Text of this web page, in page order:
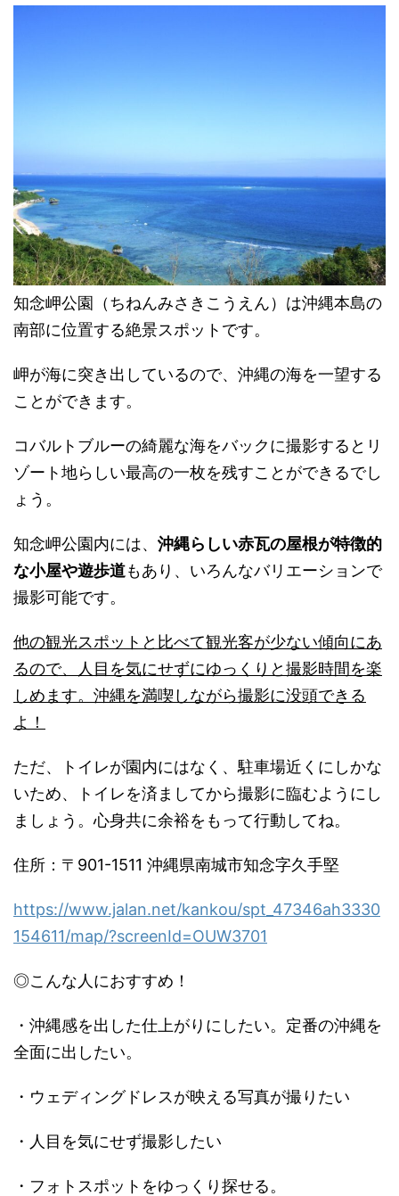
知念岬公園（ちねんみさきこうえん） は沖縄本島の
南部に位置する絶景スポットです。
岬が海に突き出しているので、 沖縄の海を一望する
ことができます。
コバルトブルーの綺麗な海をバックに撮影するとリ
ゾート地らしい最高の一枚を残すことができるでし
ょう。
知念岬公園内には、 沖縄らしい赤瓦の屋根が特徴的
な小屋や遊歩道もあり、 いろんなバリエーションで
撮影可能です。
他の観光スポットと比べて観光客が少ない傾向にあ
るので、
人目を気にせずにゆっくりと撮影時間を楽
しめます。沖縄を満喫しながら撮影に没頭できる
よ！
ただ、トイレが園内にはなく、駐車場近くにしかな
いため、
トイレを済ましてから撮影に臨むようにし
ましょう。心身共に余裕をもって行動してね。
住所：〒901-1511 沖縄県南城市知念字久手堅
https://www.jalan.net/kankou/spt_47346ah3330
154611/map/?screenId=OUW3701
◎こんな人におすすめ！
・沖縄感を出した仕上がりにしたい。定番の沖縄を
全面に出したい。
・ウェディングドレスが映える写真が撮りたい
・人目を気にせず撮影したい
・フォトスポットをゆっくり探せる。